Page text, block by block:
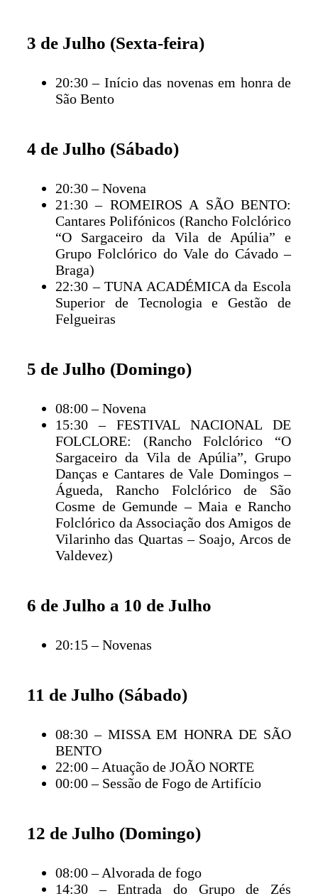
3 de Julho (Sexta-feira)
20:30 – Início das novenas em honra de
São Bento
4 de Julho (Sábado)
20:30 – Novena
21:30 – ROMEIROS A SÃO BENTO:
Cantares Polifónicos (Rancho Folclórico
“O Sargaceiro da Vila de Apúlia” e
Grupo Folclórico do Vale do Cávado –
Braga)
22:30 – TUNA ACADÉMICA da Escola
Superior de Tecnologia e Gestão de
Felgueiras
5 de Julho (Domingo)
08:00 – Novena
15:30 – FESTIVAL NACIONAL DE
FOLCLORE: (Rancho Folclórico “O
Sargaceiro da Vila de Apúlia”, Grupo
Danças e Cantares de Vale Domingos –
Águeda, Rancho Folclórico de São
Cosme de Gemunde – Maia e Rancho
Folclórico da Associação dos Amigos de
Vilarinho das Quartas – Soajo, Arcos de
Valdevez)
6 de Julho a 10 de Julho
20:15 – Novenas
11 de Julho (Sábado)
08:30 – MISSA EM HONRA DE SÃO
BENTO
22:00 – Atuação de JOÃO NORTE
00:00 – Sessão de Fogo de Artifício
12 de Julho (Domingo)
08:00 – Alvorada de fogo
14:30 – Entrada do Grupo de Zés